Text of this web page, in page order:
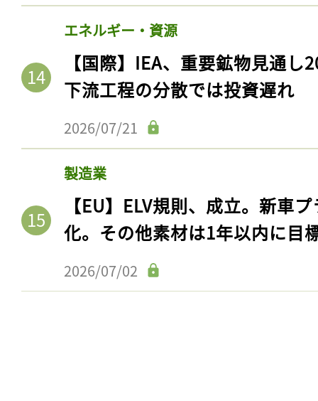
エネルギー・資源
【国際】IEA、重要鉱物見通
下流工程の分散では投資遅れ
2026/07/21
製造業
【EU】ELV規則、成立。新車
化。その他素材は1年以内に目
2026/07/02